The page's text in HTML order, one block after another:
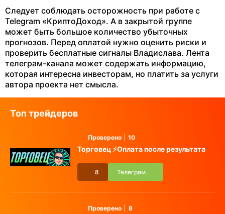
Следует соблюдать осторожность при работе с
Telegram «КриптоДоход». А в закрытой группе
может быть большое количество убыточных
прогнозов. Перед оплатой нужно оценить риски и
проверить бесплатные сигналы Владислава. Лента
телеграм-канала может содержать информацию,
которая интересна инвесторам, но платить за услуги
автора проекта нет смысла.
Топ трейдеров
Проверено 10
Торговец ⚡️Оплата после результата
8 Телеграм
Проверено 8